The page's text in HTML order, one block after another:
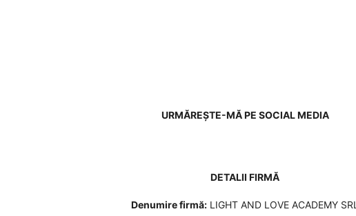
URMĂREȘTE-MĂ PE SOCIAL MEDIA
DETALII FIRMĂ
Denumire firmă: LIGHT AND LOVE ACADEMY SRL